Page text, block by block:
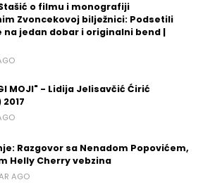
o filmu i monografiji
Zvoncekovoj bilježnici: Podsetili
na jedan dobar i originalni bend |
MOJI" - Lidija Jelisavčić Ćirić
2017
Razgovor sa Nenadom Popovićem,
Helly Cherry vebzina
AGO